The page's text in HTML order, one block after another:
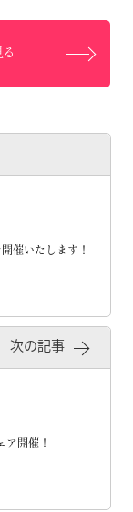
催いたします！
次の記事
ア開催！